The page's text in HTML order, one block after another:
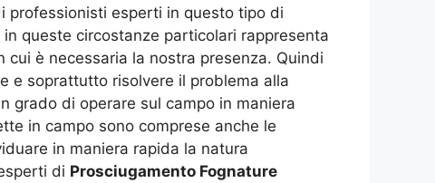
professionisti esperti in questo tipo di
queste circostanze particolari rappresenta
è necessaria la nostra presenza. Quindi
e soprattutto risolvere il problema alla
grado di operare sul campo in maniera
in campo sono comprese anche le
in maniera rapida la natura
di Prosciugamento Fognature